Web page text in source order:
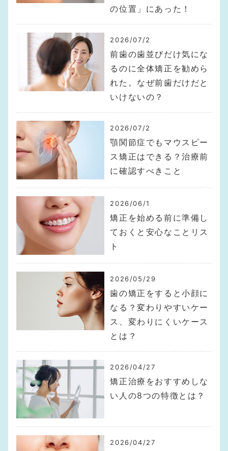
の位置」にあった！
2026/07/2
前歯の歯並びだけ気にな
るのに全体矯正を勧めら
れた。なぜ前歯だけだと
いけないの？
2026/07/2
顎関節症でもマウスピー
ス矯正はできる？治療前
に確認すべきこと
2026/06/1
矯正を始める前に準備し
ておくと安心なことリス
ト
2026/05/29
歯の矯正をすると小顔に
なる？変わりやすいケー
ス、変わりにくいケース
とは？
2026/04/27
矯正治療をおすすめしな
い人の8つの特徴とは？
2026/04/27